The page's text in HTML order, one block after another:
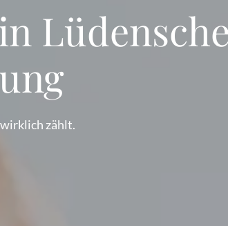
wirklich zählt.